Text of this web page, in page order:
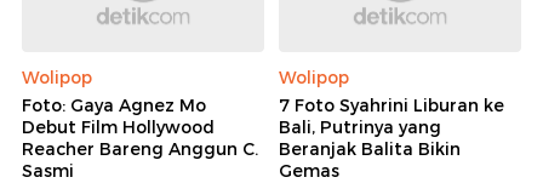
Wolipop
Foto: Gaya Agnez Mo
Debut Film Hollywood
Reacher Bareng Anggun C.
Sasmi
Wolipop
7 Foto Syahrini Liburan ke
Bali, Putrinya yang
Beranjak Balita Bikin
Gemas